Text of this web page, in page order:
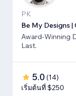
PK
Be My Designs
Award-Winning
Last.
5.0 (14)
เริ่มต้นที่ $250